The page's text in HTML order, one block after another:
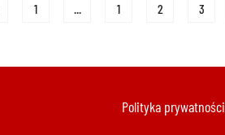
1 ... 1 2 3
Polityka prywatności